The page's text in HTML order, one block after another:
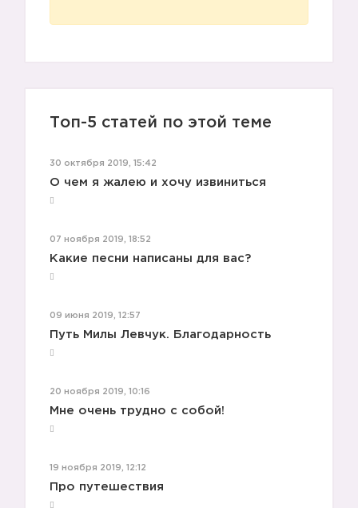
Топ-5 статей по этой теме
30 октября 2019, 15:42
О чем я жалею и хочу извиниться
07 ноября 2019, 18:52
Какие песни написаны для вас?
09 июня 2019, 12:57
Путь Милы Левчук. Благодарность
20 ноября 2019, 10:16
Мне очень трудно с собой!
19 ноября 2019, 12:12
Про путешествия